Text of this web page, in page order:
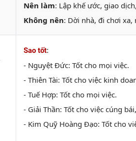
Nên làm: Lập khế ước, giao
Không nên: Dời nhà, đi chơi
Sao tốt:
- Nguyệt Đức: Tốt cho mọi việc.
- Thiên Tài: Tốt cho việc kinh
- Tuế Hợp: Tốt cho mọi việc.
- Giải Thần: Tốt cho việc cúng
- Kim Quỹ Hoàng Đạo: Tốt cho